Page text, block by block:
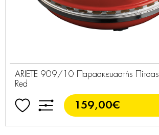
ARIETE 909/10 Παρασκευαστής Πίτσας
Red
159,00€